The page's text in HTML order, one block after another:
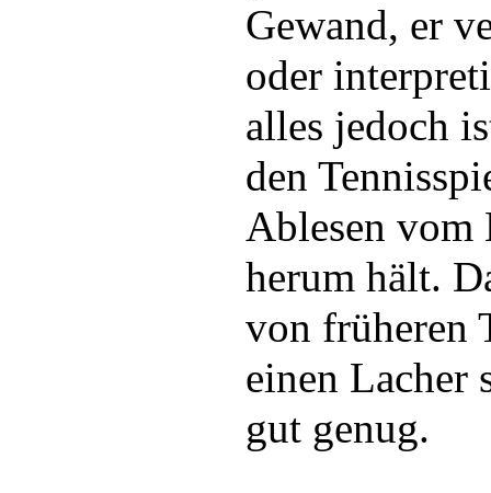
Gewand, er
oder
alles jedoch
den
Ablesen vom
herum hält.
von früheren
einen Lacher
gut genug.